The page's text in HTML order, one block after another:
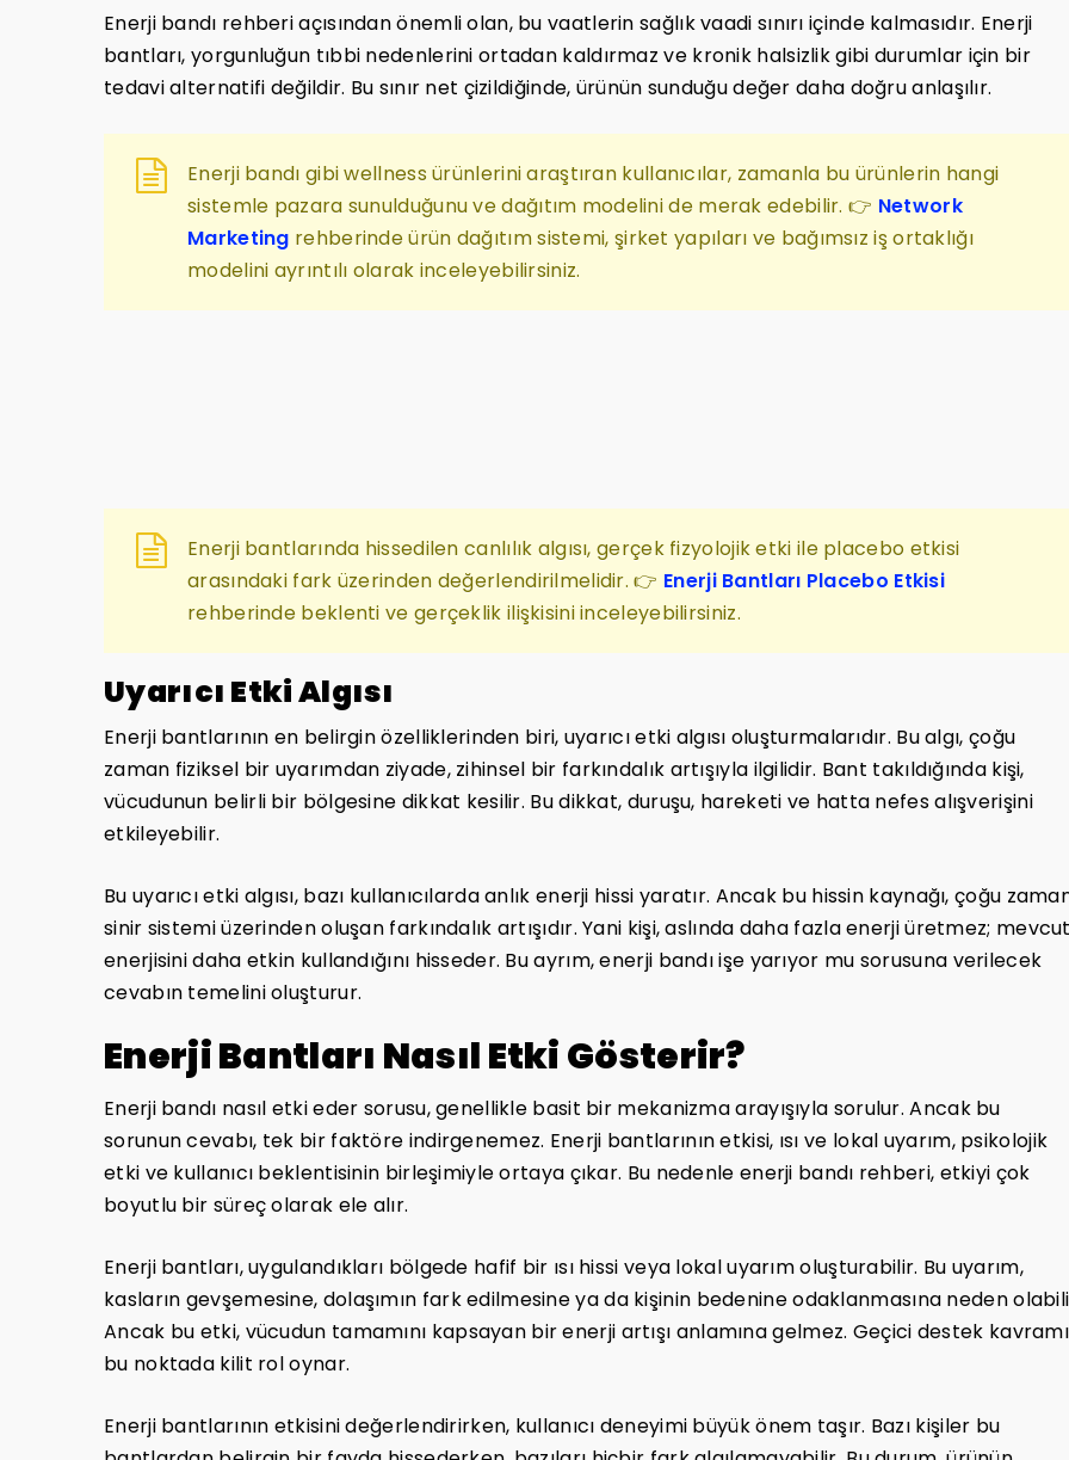
Enerji bandı rehberi açısından önemli olan, bu vaatlerin sağlık vaadi sınırı içinde kalmasıdır. Enerji
bantları, yorgunluğun tıbbi nedenlerini ortadan kaldırmaz ve kronik halsizlik gibi durumlar için bir
tedavi alternatifi değildir. Bu sınır net çizildiğinde, ürünün sunduğu değer daha doğru anlaşılır.
Enerji bandı gibi wellness ürünlerini araştıran kullanıcılar, zamanla bu ürünlerin hangi
sistemle pazara sunulduğunu ve dağıtım modelini de merak edebilir. 👉 Network
Marketing rehberinde ürün dağıtım sistemi, şirket yapıları ve bağımsız iş ortaklığı
modelini ayrıntılı olarak inceleyebilirsiniz.
Enerji bantlarında hissedilen canlılık algısı, gerçek fizyolojik etki ile placebo etkisi
arasındaki fark üzerinden değerlendirilmelidir. 👉 Enerji Bantları Placebo Etkisi
rehberinde beklenti ve gerçeklik ilişkisini inceleyebilirsiniz.
Uyarıcı Etki Algısı
Enerji bantlarının en belirgin özelliklerinden biri, uyarıcı etki algısı oluşturmalarıdır. Bu algı, çoğu
zaman fiziksel bir uyarımdan ziyade, zihinsel bir farkındalık artışıyla ilgilidir. Bant takıldığında kişi,
vücudunun belirli bir bölgesine dikkat kesilir. Bu dikkat, duruşu, hareketi ve hatta nefes alışverişini
etkileyebilir.
Bu uyarıcı etki algısı, bazı kullanıcılarda anlık enerji hissi yaratır. Ancak bu hissin kaynağı, çoğu
sinir sistemi üzerinden oluşan farkındalık artışıdır. Yani kişi, aslında daha fazla enerji üretmez;
enerjisini daha etkin kullandığını hisseder. Bu ayrım, enerji bandı işe yarıyor mu sorusuna verilecek
cevabın temelini oluşturur.
Enerji Bantları Nasıl Etki Gösterir?
Enerji bandı nasıl etki eder sorusu, genellikle basit bir mekanizma arayışıyla sorulur. Ancak bu
sorunun cevabı, tek bir faktöre indirgenemez. Enerji bantlarının etkisi, ısı ve lokal uyarım, psikolojik
etki ve kullanıcı beklentisinin birleşimiyle ortaya çıkar. Bu nedenle enerji bandı rehberi, etkiyi çok
boyutlu bir süreç olarak ele alır.
Enerji bantları, uygulandıkları bölgede hafif bir ısı hissi veya lokal uyarım oluşturabilir. Bu uyarım,
kasların gevşemesine, dolaşımın fark edilmesine ya da kişinin bedenine odaklanmasına neden
Ancak bu etki, vücudun tamamını kapsayan bir enerji artışı anlamına gelmez. Geçici destek
bu noktada kilit rol oynar.
Enerji bantlarının etkisini değerlendirirken, kullanıcı deneyimi büyük önem taşır. Bazı kişiler bu